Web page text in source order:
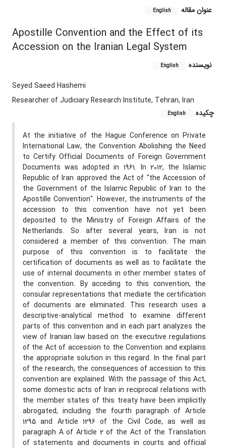
عنوان مقاله English
Apostille Convention and the Effect of its
Accession on the Iranian Legal System
نویسنده English
Seyed Saeed Hashemi
Researcher of Judiciary Research Institute, Tehran, Iran
چکیده
English
At the initiative of the Hague Conference on Private
International Law, the Convention Abolishing the Need
to Certify Official Documents of Foreign Government
Documents was adopted in 1961. In 2012, the Islamic
Republic of Iran approved the Act of "the Accession of
the Government of the Islamic Republic of Iran to the
Apostille Convention". However, the instruments of the
accession to this convention have not yet been
deposited to the Ministry of Foreign Affairs of the
Netherlands. So after several years, Iran is not
considered a member of this convention. The main
purpose of this convention is to facilitate the
certification of documents as well as to facilitate the
use of internal documents in other member states of
the convention. By acceding to this convention, the
consular representations that mediate the certification
of documents are eliminated. This research uses a
descriptive-analytical method to examine different
parts of this convention and in each part analyzes the
view of Iranian law based on the executive regulations
of the Act of accession to the Convention and explains
the appropriate solution in this regard. In the final part
of the research, the consequences of accession to this
convention are explained. With the passage of this Act,
some domestic acts of Iran in reciprocal relations with
the member states of this treaty have been implicitly
abrogated, including the fourth paragraph of Article
1295 and Article 1296 of the Civil Code, as well as
paragraph A of Article 2 of the Act of the Translation
of statements and documents in courts and official